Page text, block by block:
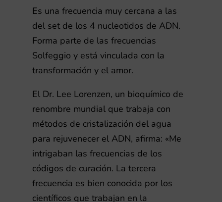
Es una frecuencia muy cercana a las
del set de los 4 nucleotidos de ADN.
Forma parte de las frecuencias
Solfeggio y está vinculada con la
transformación y el amor.
El Dr. Lee Lorenzen, un bioquímico de
renombre mundial que trabaja con
métodos de cristalización del agua
para rejuvenecer el ADN, afirma: «Me
intrigaban las frecuencias de los
códigos de curación. La tercera
frecuencia es bien conocida por los
científicos que trabajan en la